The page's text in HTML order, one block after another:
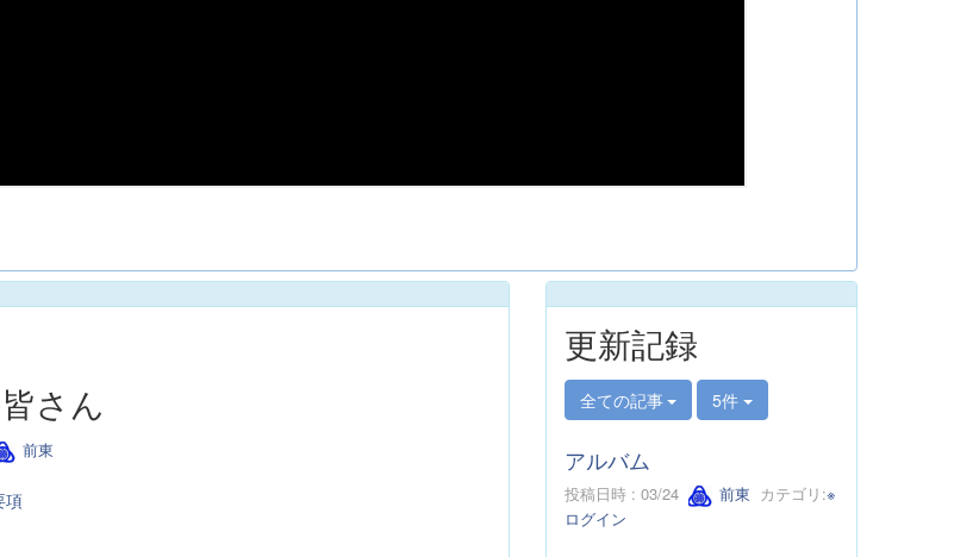
さん
前東
項
更新記録
全ての記事 5件
アルバム
投稿日時 : 03/24 前東 カテゴリ:※
ログイン